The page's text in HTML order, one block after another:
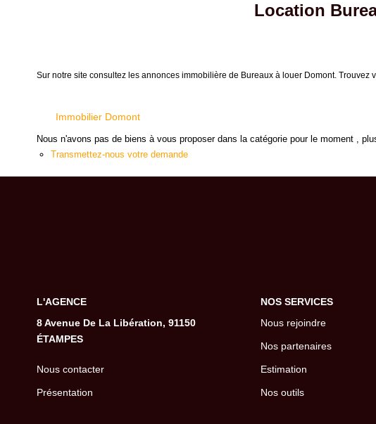
Location
Sur notre site consultez les annonces immobilière de Bureaux à louer Domont.
Immobilier Domont
Nous n'avons pas de biens à vous proposer dans la catégorie pour le moment ,
Transmettez-nous votre demande
L'AGENCE
8 Avenue De La Libération, 91150
ÉTAMPES
Nous contacter
Présentation
NOS SERVICES
Nous rejoindre
Nos partenaires
Estimation
Nos outils